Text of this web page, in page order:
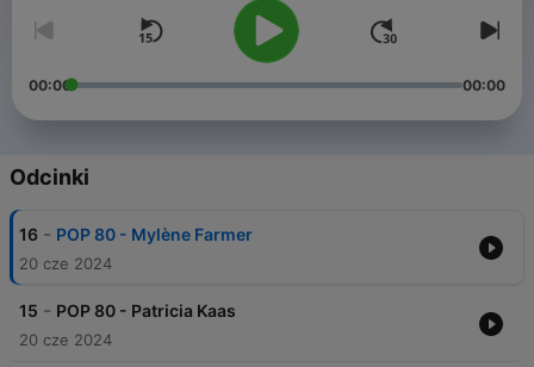
00:00 00:00
Odcinki
16 - POP 80 - Mylène Farmer
20 cze 2024
15 - POP 80 - Patricia Kaas
20 cze 2024